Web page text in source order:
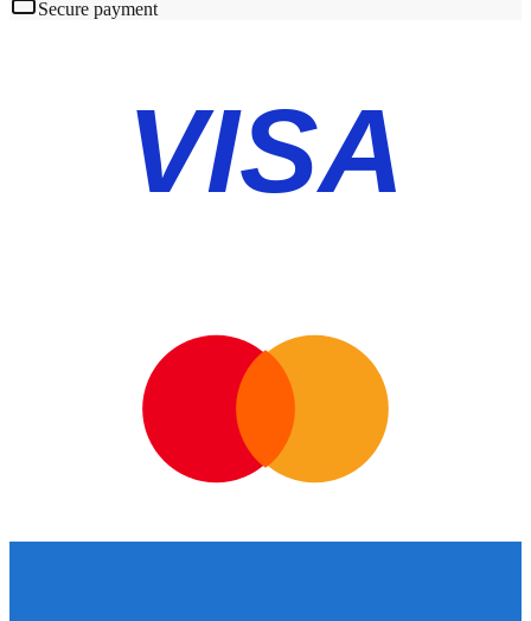
Secure payment
VISA